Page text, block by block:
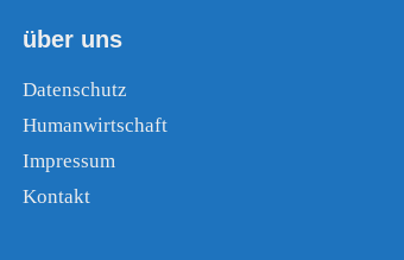
über uns
Datenschutz
Humanwirtschaft
Impressum
Kontakt